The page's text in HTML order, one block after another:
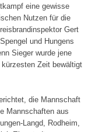
eine gewisse
Nutzen für die
Gert
und Hungens
Sieger wurde jene
Zeit bewältigt
die Mannschaft
Mannschaften aus
Langd, Rodheim,